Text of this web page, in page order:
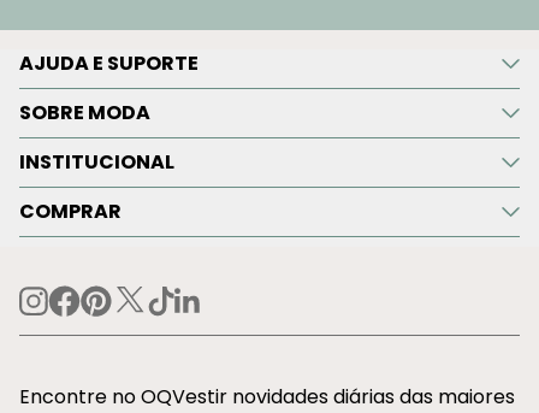
AJUDA E SUPORTE
SOBRE MODA
INSTITUCIONAL
COMPRAR
Encontre no OQVestir novidades diárias das maiores